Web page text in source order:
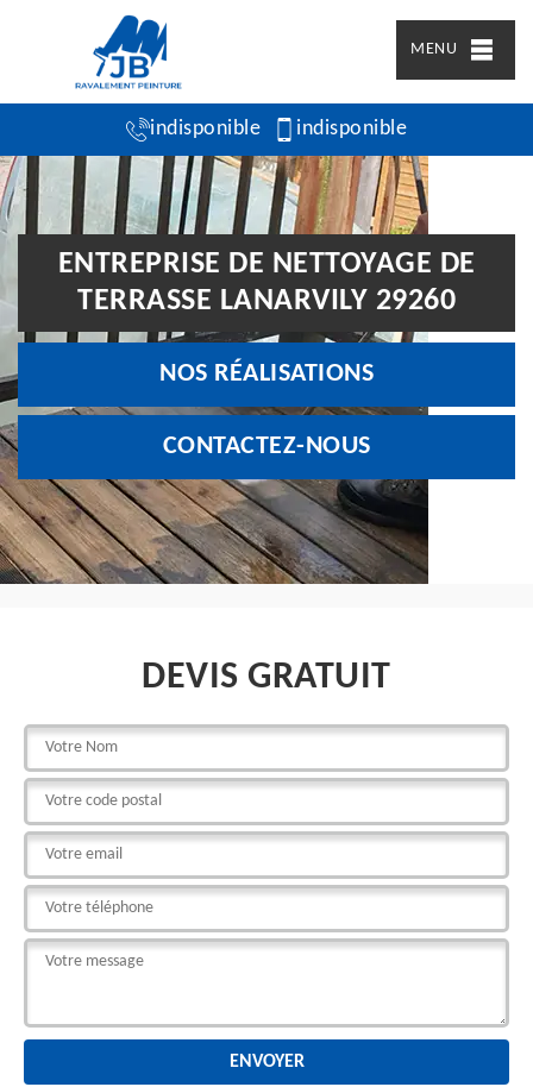
MENU
indisponible indisponible
ENTREPRISE DE NETTOYAGE DE
TERRASSE LANARVILY 29260
NOS RÉALISATIONS
CONTACTEZ-NOUS
DEVIS GRATUIT